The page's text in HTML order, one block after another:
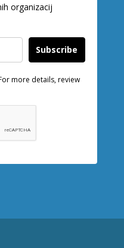
organizacij
Subscribe
more details, review